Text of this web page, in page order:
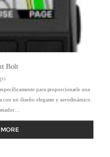
Bolt
para proporcionarle una
un diseño elegante y aerodinámico.